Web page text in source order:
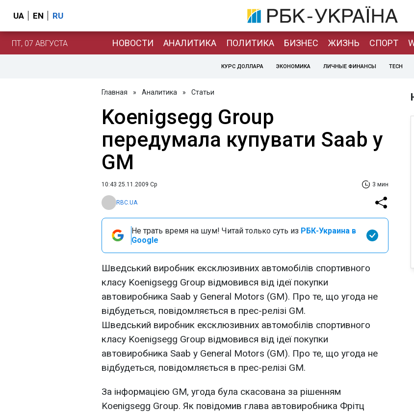
UA EN RU
ПТ, 07 АВГУСТА НОВОСТИ АНАЛИТИКА ПОЛИТИКА БИЗНЕС ЖИЗНЬ СПОРТ
КУРС ДОЛЛАРА ЭКОНОМИКА ЛИЧНЫЕ ФИНАНСЫ TECH
Главная » Аналитика » Статьи
Koenigsegg Group
передумала купувати Saab у
GM
10:43 25.11.2009 Ср 3 мин
RBC.UA
Не трать время на шум! Читай только суть из РБК-Украина в
Google
Шведський виробник ексклюзивних автомобілів спортивного
класу Koenigsegg Group відмовився від ідеї покупки
автовиробника Saab у General Motors (GM). Про те, що угода не
відбудеться, повідомляється в прес-релізі GM.
Шведський виробник ексклюзивних автомобілів спортивного
класу Koenigsegg Group відмовився від ідеї покупки
автовиробника Saab у General Motors (GM). Про те, що угода не
відбудеться, повідомляється в прес-релізі GM.
За інформацією GM, угода була скасована за рішенням
Koenigsegg Group. Як повідомив глава автовиробника Фрітц